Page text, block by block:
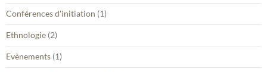
Conférences d'initiation (1)
Ethnologie (2)
Evènements (1)